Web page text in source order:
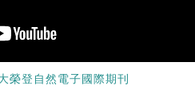
榮登自然電子國際期刊